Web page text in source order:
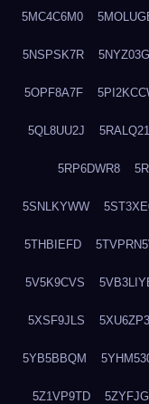
5MC4C6M0
5NSPSK7R
5OPF8A7F
5QL8UU2J
5RP6DWR8
5SNLKYWW
5THBIEFD
5V5K9CVS
5XSF9JLS
5YB5BBQM
5Z1VP9TD